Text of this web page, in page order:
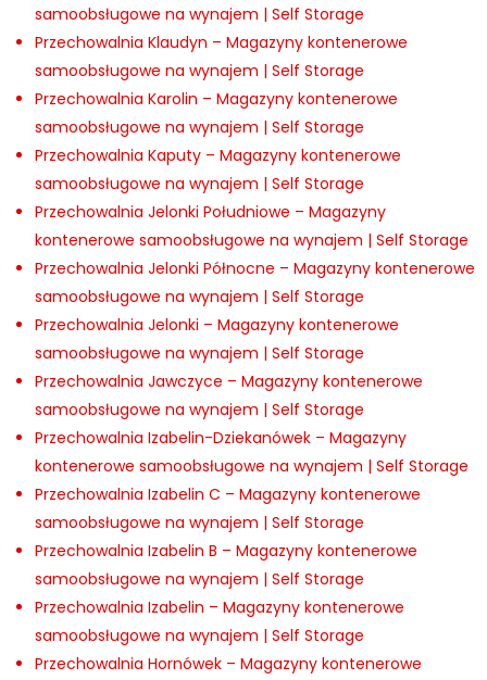
samoobsługowe na wynajem | Self Storage
Przechowalnia Klaudyn – Magazyny kontenerowe
samoobsługowe na wynajem | Self Storage
Przechowalnia Karolin – Magazyny kontenerowe
samoobsługowe na wynajem | Self Storage
Przechowalnia Kaputy – Magazyny kontenerowe
samoobsługowe na wynajem | Self Storage
Przechowalnia Jelonki Południowe – Magazyny
kontenerowe samoobsługowe na wynajem | Self Storage
Przechowalnia Jelonki Północne – Magazyny kontenerowe
samoobsługowe na wynajem | Self Storage
Przechowalnia Jelonki – Magazyny kontenerowe
samoobsługowe na wynajem | Self Storage
Przechowalnia Jawczyce – Magazyny kontenerowe
samoobsługowe na wynajem | Self Storage
Przechowalnia Izabelin-Dziekanówek – Magazyny
kontenerowe samoobsługowe na wynajem | Self Storage
Przechowalnia Izabelin C – Magazyny kontenerowe
samoobsługowe na wynajem | Self Storage
Przechowalnia Izabelin B – Magazyny kontenerowe
samoobsługowe na wynajem | Self Storage
Przechowalnia Izabelin – Magazyny kontenerowe
samoobsługowe na wynajem | Self Storage
Przechowalnia Hornówek – Magazyny kontenerowe